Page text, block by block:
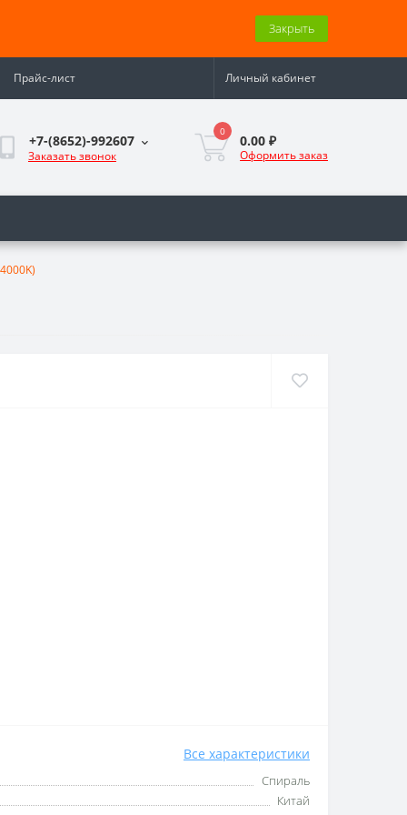
Закрыть
Прайс-лист Личный кабинет
+7-(8652)-992607
Заказать звонок
0
0.00 ₽
Оформить заказ
Все характеристики
Спираль
Китай